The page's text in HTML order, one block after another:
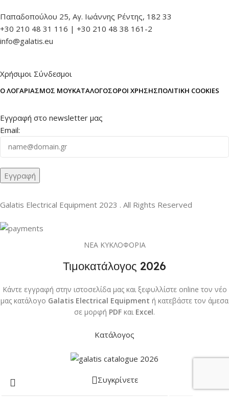
Παπαδοπούλου 25, Αγ. Ιωάννης Ρέντης, 182 33
+30 210 48 31 116 | +30 210 48 38 161-2
info@galatis.eu
Χρήσιμοι Σύνδεσμοι
Ο ΛΟΓΑΡΙΑΣΜΌΣ ΜΟΥΚΑΤΆΛΟΓΟΣΌΡΟΙ ΧΡΉΣΗΣΠΟΛΙΤΙΚΉ COOKIES
Εγγραφή στο newsletter μας
Email:
Galatis Electrical Equipment 2023 . All Rights Reserved
ΝΕΑ ΚΥΚΛΟΦΟΡΙΑ
Τιμοκατάλογος 2026
Κάντε εγγραφή στην ιστοσελίδα μας και ξεφυλλίστε online τον νέο
μας κατάλογο Galatis Electrical Equipment ή κατεβάστε τον άμεσα
σε μορφή PDF και Excel.
Κατάλογος
Συγκρίνετε